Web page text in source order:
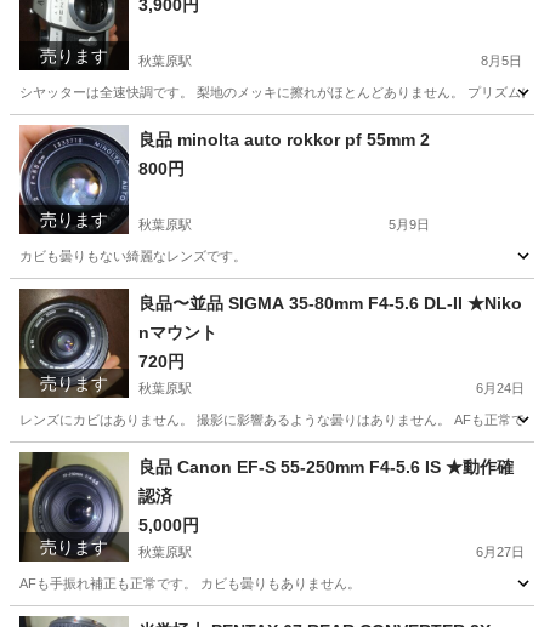
売ります
3,900円
秋葉原駅 8月5日
シヤッターは全速快調です。 梨地のメッキに擦れがほとんどありません。 プリズム
東京 台東区 秋葉原駅
売ります
良品 minolta auto rokkor pf 55mm 2
800円
秋葉原駅 5月9日
カビも曇りもない綺麗なレンズです。
東京 台東区 秋葉原駅
売ります
良品〜並品 SIGMA 35-80mm F4-5.6 DL-II ★Niko
nマウント
720円
秋葉原駅 6月24日
レンズにカビはありません。 撮影に影響あるような曇りはありません。 AFも正常です
東京 台東区 秋葉原駅
売ります
良品 Canon EF-S 55-250mm F4-5.6 IS ★動作確
認済
5,000円
秋葉原駅 6月27日
AFも手振れ補正も正常です。 カビも曇りもありません。
東京 台東区 秋葉原駅